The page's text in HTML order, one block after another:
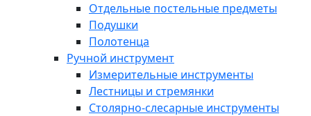
Отдельные постельные предметы
Подушки
Полотенца
Ручной инструмент
Измерительные инструменты
Лестницы и стремянки
Столярно-слесарные инструменты